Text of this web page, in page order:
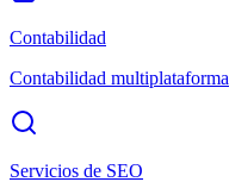
Contabilidad
Contabilidad multiplataforma
Servicios de SEO